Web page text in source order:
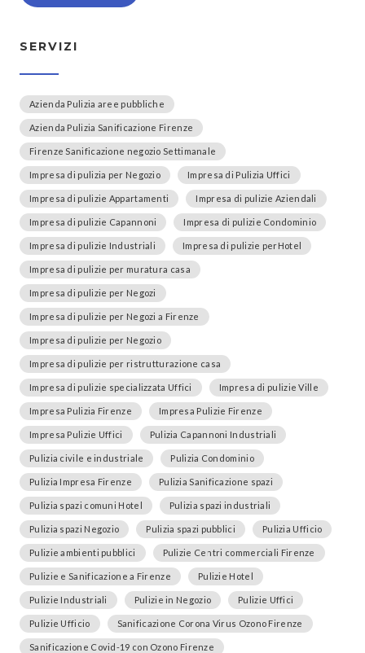
SERVIZI
Azienda Pulizia aree pubbliche
Azienda Pulizia Sanificazione Firenze
Firenze Sanificazione negozio Settimanale
Impresa di pulizia per Negozio Impresa di Pulizia Uffici
Impresa di pulizie Appartamenti Impresa di pulizie Aziendali
Impresa di pulizie Capannoni Impresa di pulizie Condominio
Impresa di pulizie Industriali Impresa di pulizie perHotel
Impresa di pulizie per muratura casa
Impresa di pulizie per Negozi
Impresa di pulizie per Negozi a Firenze
Impresa di pulizie per Negozio
Impresa di pulizie per ristrutturazione casa
Impresa di pulizie specializzata Uffici Impresa di pulizie Ville
Impresa Pulizia Firenze Impresa Pulizie Firenze
Impresa Pulizie Uffici Pulizia Capannoni Industriali
Pulizia civile e industriale Pulizia Condominio
Pulizia Impresa Firenze Pulizia Sanificazione spazi
Pulizia spazi comuni Hotel Pulizia spazi industriali
Pulizia spazi Negozio Pulizia spazi pubblici Pulizia Ufficio
Pulizie ambienti pubblici Pulizie Centri commerciali Firenze
Pulizie e Sanificazione a Firenze Pulizie Hotel
Pulizie Industriali Pulizie in Negozio Pulizie Uffici
Pulizie Ufficio Sanificazione Corona Virus Ozono Firenze
Sanificazione Covid-19 con Ozono Firenze